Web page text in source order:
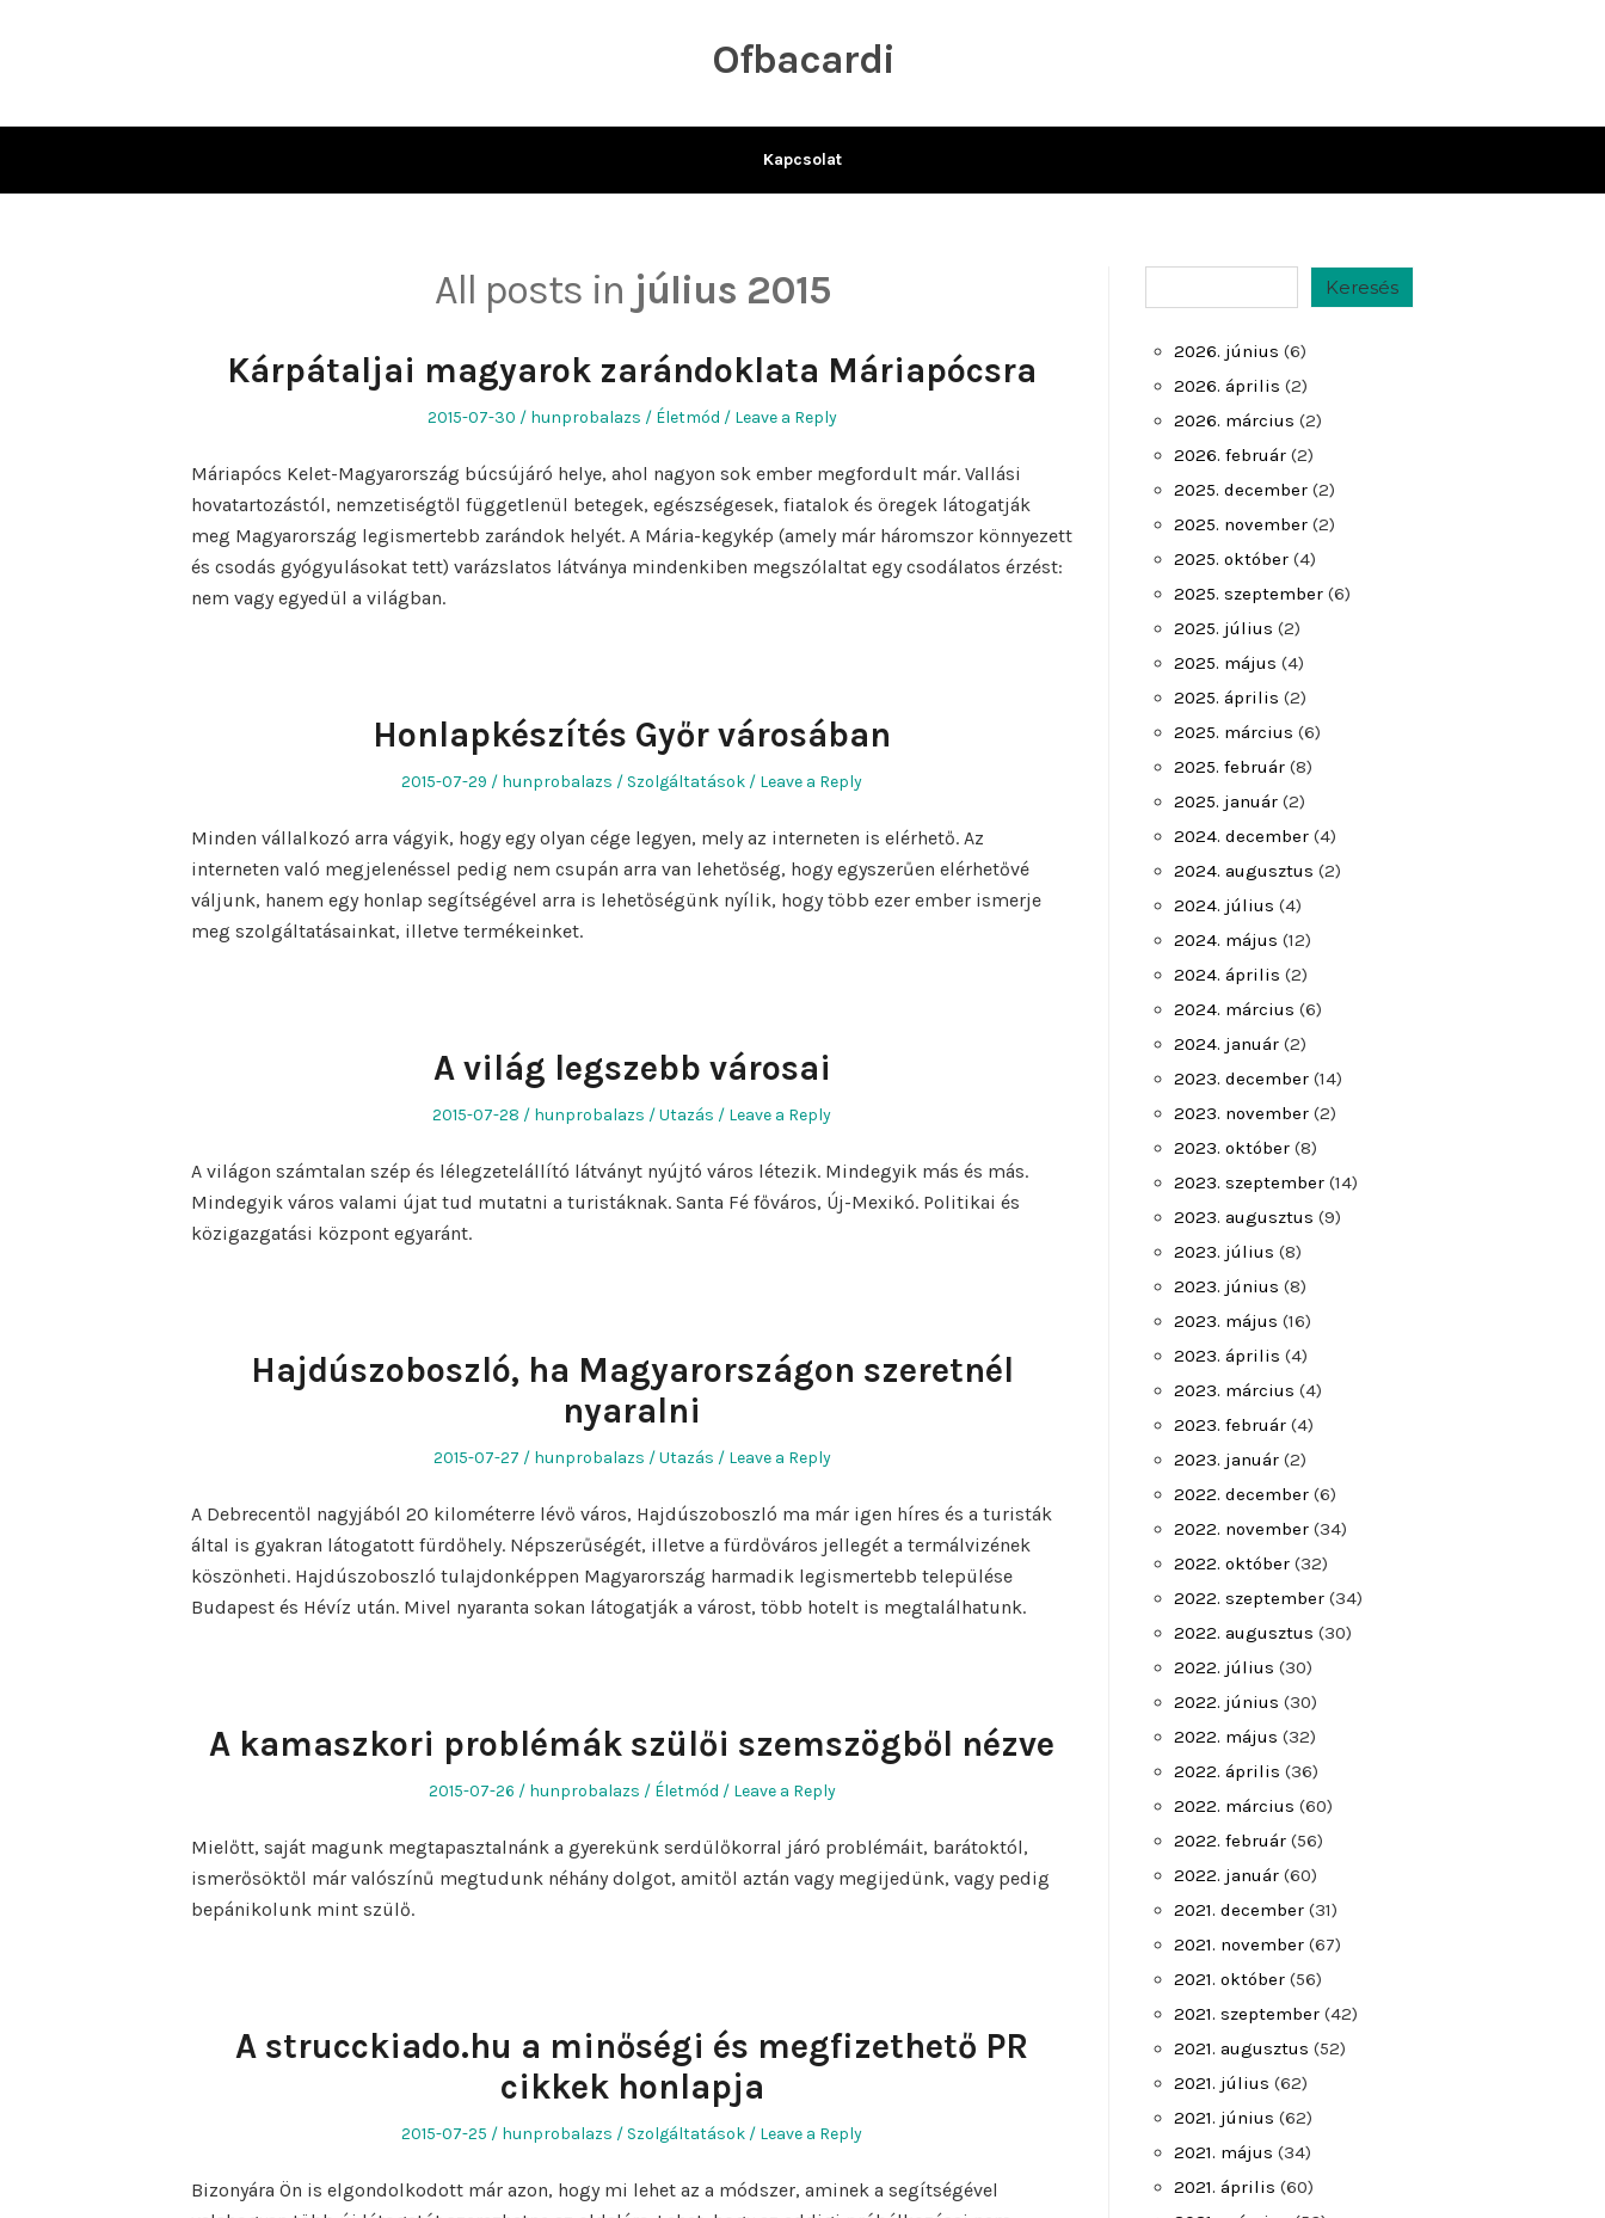
Ofbacardi
Kapcsolat
All posts in július 2015
Kárpátaljai magyarok zarándoklata Máriapócsra
Posted
2015-07-30 Author
hunprobalazs
Posted
Életmód Leave a Reply
Máriapócs Kelet-Magyarország búcsújáró helye, ahol nagyon sok ember megfordult már. Vallási
hovatartozástól, nemzetiségtől függetlenül betegek, egészségesek, fiatalok és öregek látogatják
meg Magyarország legismertebb zarándok helyét. A Mária-kegykép (amely már háromszor könnyezett
és csodás gyógyulásokat tett) varázslatos látványa mindenkiben megszólaltat egy csodálatos érzést:
nem vagy egyedül a világban.
Honlapkészítés Győr városában
Posted
2015-07-29 Author
hunprobalazs
Posted
Szolgáltatások Leave a Reply
Minden vállalkozó arra vágyik, hogy egy olyan cége legyen, mely az interneten is elérhető. Az
interneten való megjelenéssel pedig nem csupán arra van lehetőség, hogy egyszerűen elérhetővé
váljunk, hanem egy honlap segítségével arra is lehetőségünk nyílik, hogy több ezer ember ismerje
meg szolgáltatásainkat, illetve termékeinket.
A világ legszebb városai
Posted
2015-07-28 Author
hunprobalazs
Posted
Utazás Leave a Reply
A világon számtalan szép és lélegzetelállító látványt nyújtó város létezik. Mindegyik más és más.
Mindegyik város valami újat tud mutatni a turistáknak. Santa Fé főváros, Új-Mexikó. Politikai és
közigazgatási központ egyaránt.
Hajdúszoboszló, ha Magyarországon szeretnél
nyaralni
Posted
2015-07-27 Author
hunprobalazs
Posted
Utazás Leave a Reply
A Debrecentől nagyjából 20 kilométerre lévő város, Hajdúszoboszló ma már igen híres és a turisták
által is gyakran látogatott fürdőhely. Népszerűségét, illetve a fürdőváros jellegét a termálvizének
köszönheti. Hajdúszoboszló tulajdonképpen Magyarország harmadik legismertebb települése
Budapest és Hévíz után. Mivel nyaranta sokan látogatják a várost, több hotelt is megtalálhatunk.
A kamaszkori problémák szülői szemszögből nézve
Posted
2015-07-26 Author
hunprobalazs
Posted
Életmód Leave a Reply
Mielőtt, saját magunk megtapasztalnánk a gyerekünk serdülőkorral járó problémáit, barátoktól,
ismerősöktől már valószínű megtudunk néhány dolgot, amitől aztán vagy megijedünk, vagy pedig
bepánikolunk mint szülő.
A strucckiado.hu a minőségi és megfizethető PR
cikkek honlapja
Posted
2015-07-25 Author
hunprobalazs
Posted
Szolgáltatások Leave a Reply
Bizonyára Ön is elgondolkodott már azon, hogy mi lehet az a módszer, aminek a segítségével
Keresés
2026. június (6)
2026. április (2)
2026. március (2)
2026. február (2)
2025. december (2)
2025. november (2)
2025. október (4)
2025. szeptember (6)
2025. július (2)
2025. május (4)
2025. április (2)
2025. március (6)
2025. február (8)
2025. január (2)
2024. december (4)
2024. augusztus (2)
2024. július (4)
2024. május (12)
2024. április (2)
2024. március (6)
2024. január (2)
2023. december (14)
2023. november (2)
2023. október (8)
2023. szeptember (14)
2023. augusztus (9)
2023. július (8)
2023. június (8)
2023. május (16)
2023. április (4)
2023. március (4)
2023. február (4)
2023. január (2)
2022. december (6)
2022. november (34)
2022. október (32)
2022. szeptember (34)
2022. augusztus (30)
2022. július (30)
2022. június (30)
2022. május (32)
2022. április (36)
2022. március (60)
2022. február (56)
2022. január (60)
2021. december (31)
2021. november (67)
2021. október (56)
2021. szeptember (42)
2021. augusztus (52)
2021. július (62)
2021. június (62)
2021. május (34)
2021. április (60)